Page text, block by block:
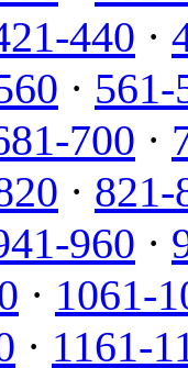
440 ·
· 561-
700 ·
· 821-
960 ·
· 1061-
· 1161-